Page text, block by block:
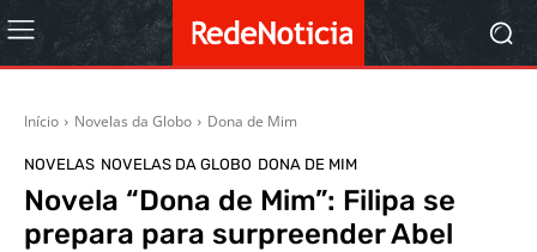
Início Novelas da Globo Dona de Mim
NOVELAS NOVELAS DA GLOBO DONA DE MIM
Novela “Dona de Mim”: Filipa se
prepara para surpreender Abel